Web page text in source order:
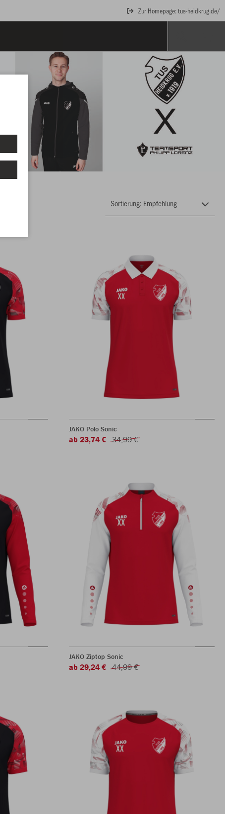
Zur Homepage: tus-heidkrug.de/
JAKO Polo Sonic
ab 23,74 € 34,99 €
JAKO Ziptop Sonic
ab 29,24 € 44,99 €